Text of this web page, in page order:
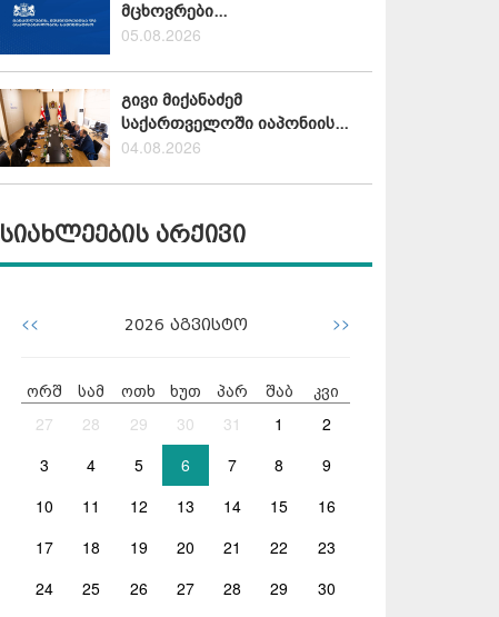
მცხოვრები...
05.08.2026
გივი მიქანაძემ
საქართველოში იაპონიის...
04.08.2026
სიახლეების არქივი
<< 2026 აგვისტო >>
ორშ სამ ოთხ ხუთ პარ შაბ კვი
27 28 29 30 31 1
2
3
4 5 6 7 8
9
10
11 12 13 14 15
16
17
18 19 20 21 22
23
24
25 26 27 28 29
30